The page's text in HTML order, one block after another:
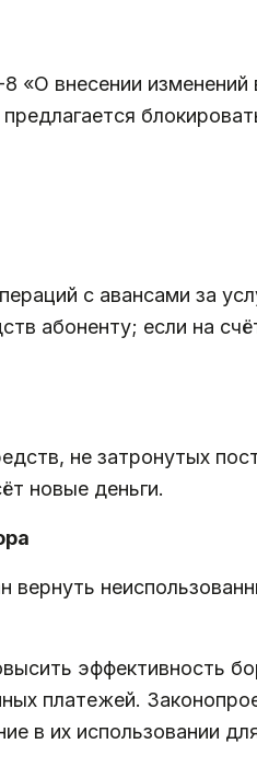
«О внесении изменений
с авансами за
абоненту; если на
не затронутых
новые деньги.
вернуть
эффективность
платежей.
в их использовании